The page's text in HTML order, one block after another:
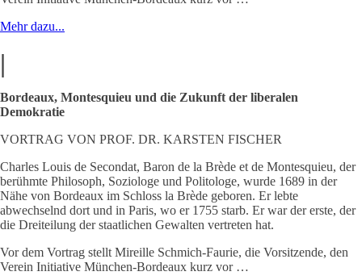
Mehr dazu...
|
Bordeaux, Montesquieu und die Zukunft der liberalen
Demokratie
VORTRAG VON PROF. DR. KARSTEN FISCHER
Charles Louis de Secondat, Baron de la Brède et de Montesquieu, der
berühmte Philosoph, Soziologe und Politologe, wurde 1689 in der
Nähe von Bordeaux im Schloss la Brède geboren. Er lebte
abwechselnd dort und in Paris, wo er 1755 starb. Er war der erste, der
die Dreiteilung der staatlichen Gewalten vertreten hat.
Vor dem Vortrag stellt Mireille Schmich-Faurie, die Vorsitzende, den
Verein Initiative München-Bordeaux kurz vor …